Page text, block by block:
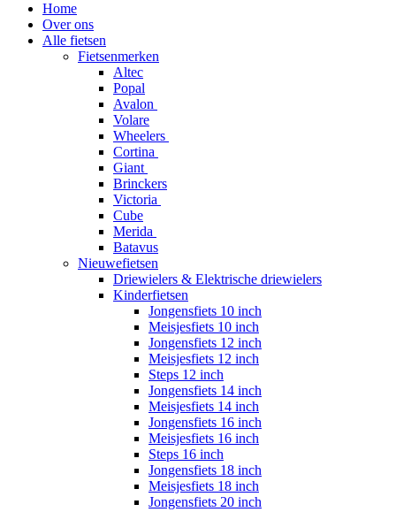
Home
Over ons
Alle fietsen
Fietsenmerken
Altec
Popal
Avalon
Volare
Wheelers
Cortina
Giant
Brinckers
Victoria
Cube
Merida
Batavus
Nieuwefietsen
Driewielers & Elektrische driewielers
Kinderfietsen
Jongensfiets 10 inch
Meisjesfiets 10 inch
Jongensfiets 12 inch
Meisjesfiets 12 inch
Steps 12 inch
Jongensfiets 14 inch
Meisjesfiets 14 inch
Jongensfiets 16 inch
Meisjesfiets 16 inch
Steps 16 inch
Jongensfiets 18 inch
Meisjesfiets 18 inch
Jongensfiets 20 inch